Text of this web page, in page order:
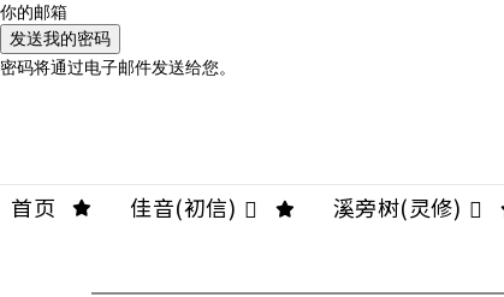
你的邮箱
密码将通过电子邮件发送给您。
首页 佳音(初信) 溪旁树(灵修)